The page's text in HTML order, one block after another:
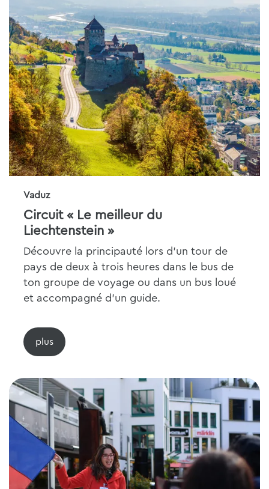
Vaduz
Circuit « Le meilleur du
Liechtenstein »
Découvre la principauté lors d'un tour de
pays de deux à trois heures dans le bus de
ton groupe de voyage ou dans un bus loué
et accompagné d'un guide.